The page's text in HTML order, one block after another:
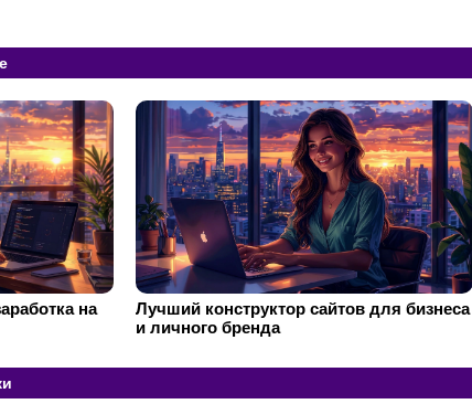
на
Лучший конструктор сайтов для бизнеса
и личного бренда